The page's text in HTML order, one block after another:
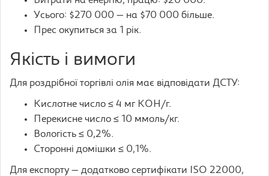
Усього: $270 000 — на $70 000 більше.
Прес окупиться за 1 рік.
Якість і вимоги
Для роздрібної торгівлі олія має відповідати ДСТУ:
Кислотне число ≤ 4 мг KOH/г.
Перекисне число ≤ 10 ммоль/кг.
Вологість ≤ 0,2%.
Сторонні домішки ≤ 0,1%.
Для експорту — додатково сертифікати ISO 22000,